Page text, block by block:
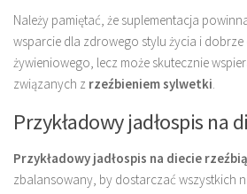
Należy pamiętać, że suplementacja
wsparcie dla zdrowego stylu życia i
żywieniowego, lecz może skutecznie
związanych z rzeźbieniem sylwetki.
Przykładowy jadłospis na
Przykładowy jadłospis na diecie
zbalansowany, by dostarczać wszystkich